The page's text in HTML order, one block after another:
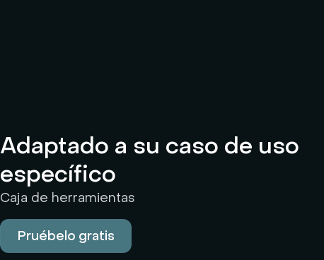
Adaptado a su caso de uso
específico
Caja de herramientas
Pruébelo gratis